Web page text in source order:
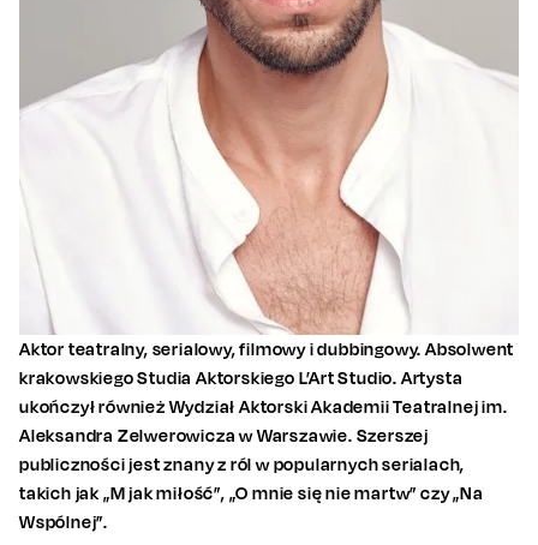
Aktor teatralny, serialowy, filmowy i dubbingowy. Absolwent
krakowskiego Studia Aktorskiego L’Art Studio. Artysta
ukończył również Wydział Aktorski Akademii Teatralnej im.
Aleksandra Zelwerowicza w Warszawie. Szerszej
publiczności jest znany z ról w popularnych serialach,
takich jak „M jak miłość”, „O mnie się nie martw” czy „Na
Wspólnej”.